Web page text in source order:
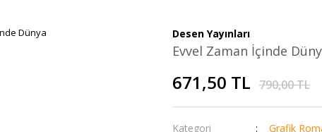
Desen Yayınları
Evvel Zaman İçinde
671,50 TL 790,00 TL
Kategori
Grafik